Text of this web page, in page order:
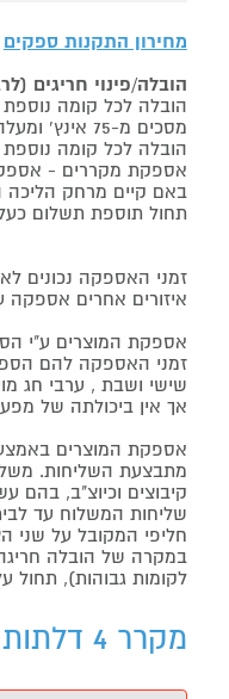
מחירון התקנות ספקים
הובלה/פינוי חריגים
הובלה לכל קומה נוספת בבית מגורים ללא מעלית.
מסכים מ-75 אינץ' ומעלה 80-100 ₪ (במסכים אלו ברוב המקרים יידרש מנוף ותחול הוראת הובלה חריגה שלעיל. אם לא יידרש מנוף תחול תוספת הקומות כבר מהקומה הראשונה)
הובלה לכל קומה נוספת בתוך הבית כרוכה בתשלום נוסף: 40-50 ₪
אספקת מקררים - אספקה
באם קיים מרחק הליכה העולה על 50 מטרים מבית מגוריו של הצרכן בשל
תחול תוספת תשלום כעלות קומה
זמני האספקה נכונים
איזורים אחרים אספקה עד 14 ימי עסקים
אספקת המוצרים ע"י
זמני האספקה להם
שישי ושבת , ערבי חג
אך אין ביכולתה של
אספקת המוצרים
מתבצעת השליחות.
קיבוצים וכיוצ"ב, בהם
שליחות המשלוח עד
חליפי המקובל על שני
במקרה של הובלה
לקומות גבוהות), תחול
מקרר 4 דלתות הפוך 584 ליטר Hisense RQ760N4SBFE - מידע נוסף